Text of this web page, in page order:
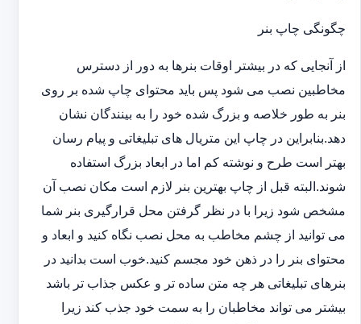
چگونگی چاپ بنر
از آنجایی که در بیشتر اوقات بنرها به دور از دسترس
مخاطبین نصب می شود پس باید محتوای چاپ شده بر روی
بنر به طور خلاصه و بزرگ شده خود را به بینندگان نشان
دهد.بنابراین در چاپ این متریال های تبلیغاتی و پیام رسان
بهتر است طرح و نوشته کم اما در ابعاد بزرگ استفاده
شوند.البته قبل از چاپ بهترین بنر لازم است مکان نصب آن
مشخص شود زیرا با در نظر گرفتن محل قرارگیری بنر شما
می توانید از چشم مخاطب به محل نصب نگاه کنید و ابعاد و
محتوای بنر را در ذهن خود مجسم کنید.خوب است بدانید در
بنرهای تبلیغاتی هر چه متن ساده تر و عکس جذاب تر باشد
بیشتر می تواند مخاطبان را به سمت خود جذب کند زیرا